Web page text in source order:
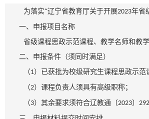
为落实“辽宁省教育厅关于开展2023年省
一、申报项目名称
省级课程思政示范课程、教学名师和教
二、申报条件（须同时满足）
（1）已获批为校级研究生课程思政示范
（2）课程负责人须具有高级职称；
（3）其余要求须符合辽教通〔2023〕 292